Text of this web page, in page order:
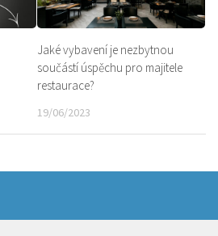
Jaké vybavení je nezbytnou
součástí úspěchu pro majitele
restaurace?
19/06/2023